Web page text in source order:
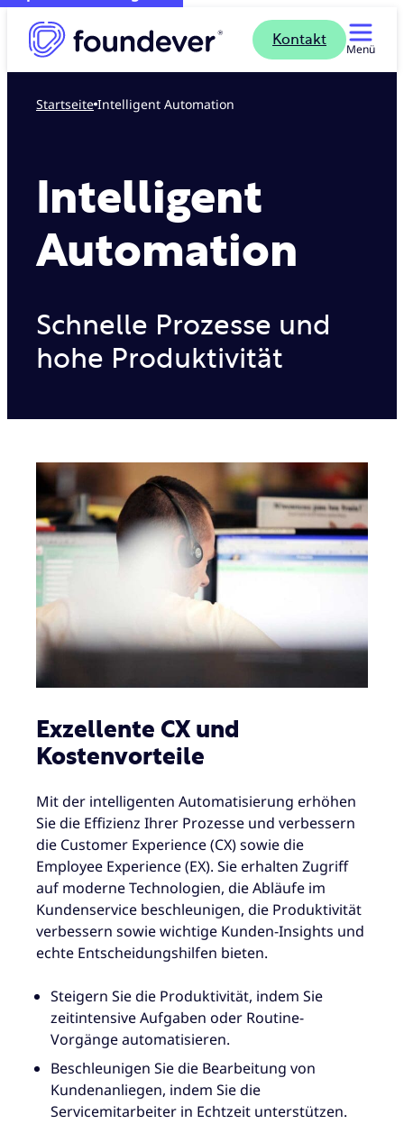
Kontakt
Menü
Startseite Intelligent Automation
Intelligent
Automation
Schnelle Prozesse und
hohe Produktivität
Exzellente CX und
Kostenvorteile
Mit der intelligenten Automatisierung erhöhen
Sie die Effizienz Ihrer Prozesse und verbessern
die Customer Experience (CX) sowie die
Employee Experience (EX). Sie erhalten Zugriff
auf moderne Technologien, die Abläufe im
Kundenservice beschleunigen, die Produktivität
verbessern sowie wichtige Kunden-Insights und
echte Entscheidungshilfen bieten.
Steigern Sie die Produktivität, indem Sie
zeitintensive Aufgaben oder Routine-
Vorgänge automatisieren.
Beschleunigen Sie die Bearbeitung von
Kundenanliegen, indem Sie die
Servicemitarbeiter in Echtzeit unterstützen.